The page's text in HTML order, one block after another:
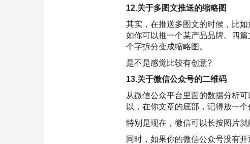
12.关于多图文推送的缩略图
其实，在推送多图文的时候，比
如你可以推一个某产品品牌。四
个字拆分变成缩略图。
是不是感觉比较有创意?
13.关于微信公众号的二维码
从微信公众平台里面的数据分析
以，在你文章的底部，记得放一个
特别是现在，微信可以长按图片
同时，如果你的微信公众号没有